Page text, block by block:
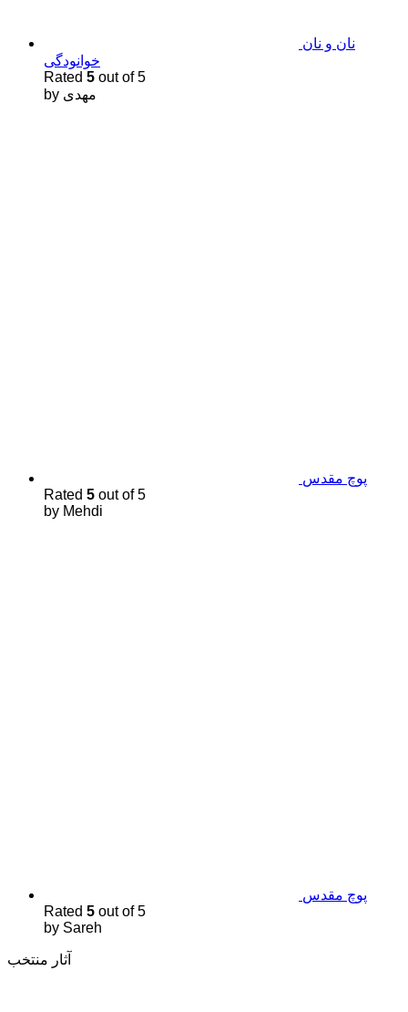
نان و نان
خوانودگی
Rated 5 out of 5
by مهدى
پوچ مقدس
Rated 5 out of 5
by Mehdi
پوچ مقدس
Rated 5 out of 5
by Sareh
آثار منتخب